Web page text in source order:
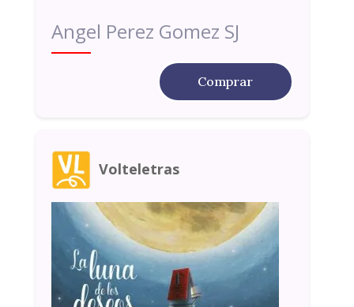
Angel Perez Gomez SJ
Comprar
Volteletras